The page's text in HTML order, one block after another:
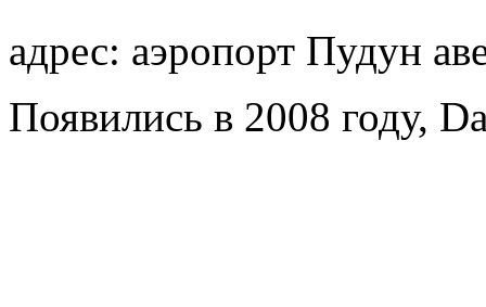
адрес: аэропорт Пудун
Появились в 2008 году,